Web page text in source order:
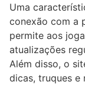
Uma
conexão com a
permite aos
atualizações
Além disso, o
dicas, truques e